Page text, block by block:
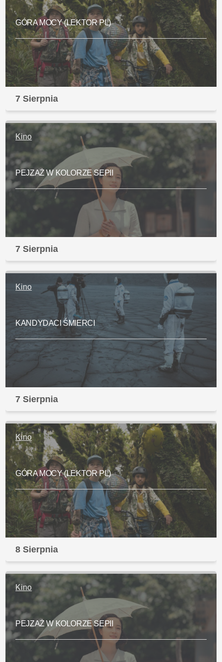
GÓRA MOCY (LEKTOR PL)
7 Sierpnia
Kino
PEJZAŻ W KOLORZE SEPII
7 Sierpnia
Kino
KANDYDACI ŚMIERCI
7 Sierpnia
Kino
GÓRA MOCY (LEKTOR PL)
8 Sierpnia
Kino
PEJZAŻ W KOLORZE SEPII